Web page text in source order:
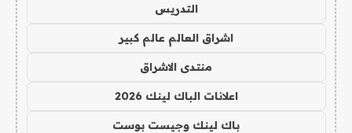
التدريس
اشراق العالم عالم كبير
منتدى الاشراق
اعلانات الباك لينك 2026
باك لينك وجيست بوست